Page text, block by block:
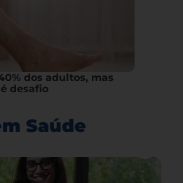
dos adultos, mas
desafio
Saúde